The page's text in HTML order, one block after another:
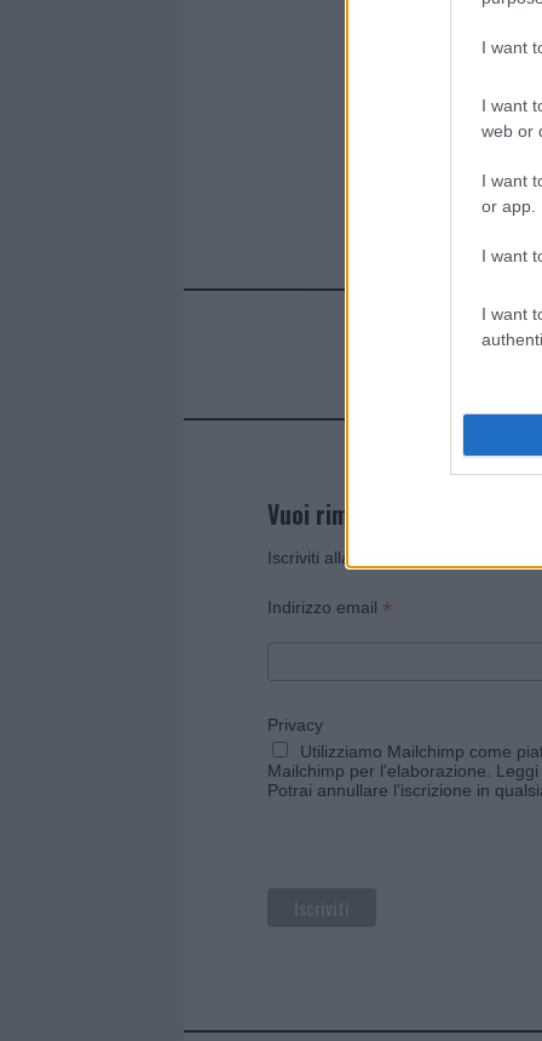
I want
I want
web or
I want
or app.
I want
I want
re
Articolo
Vuoi rimanere sempre
Iscriviti alla newsletter di Gallura
Indirizzo email *
Privacy
Utilizziamo Mailchimp come
Mailchimp per l'elaborazione.
Potrai annullare l'iscrizione in